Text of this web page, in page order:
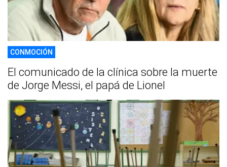
CONMOCIÓN
El comunicado de la clínica sobre la muerte
de Jorge Messi, el papá de Lionel